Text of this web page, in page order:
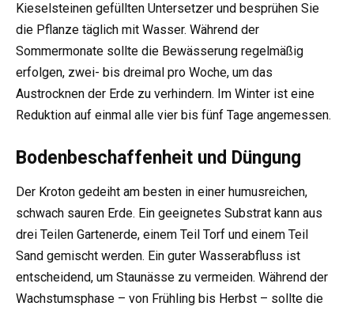
Kieselsteinen gefüllten Untersetzer und besprühen Sie
die Pflanze täglich mit Wasser. Während der
Sommermonate sollte die Bewässerung regelmäßig
erfolgen, zwei- bis dreimal pro Woche, um das
Austrocknen der Erde zu verhindern. Im Winter ist eine
Reduktion auf einmal alle vier bis fünf Tage angemessen.
Bodenbeschaffenheit und Düngung
Der Kroton gedeiht am besten in einer humusreichen,
schwach sauren Erde. Ein geeignetes Substrat kann aus
drei Teilen Gartenerde, einem Teil Torf und einem Teil
Sand gemischt werden. Ein guter Wasserabfluss ist
entscheidend, um Staunässe zu vermeiden. Während der
Wachstumsphase – von Frühling bis Herbst – sollte die